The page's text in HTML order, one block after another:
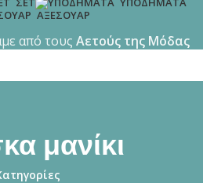
ΑΞΕΣΟΥΆΡ
από τους Αετούς της Μόδας
μανίκι